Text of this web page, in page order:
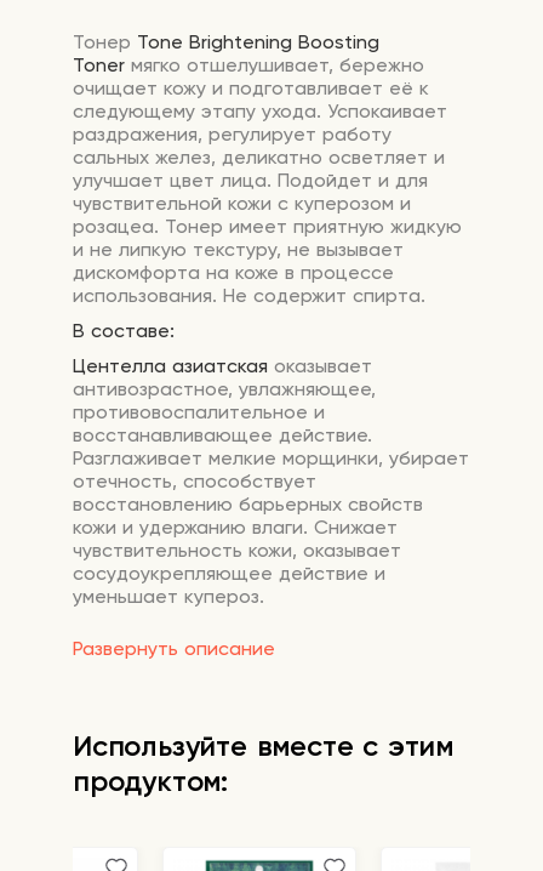
Развернуть описание
Тонер Tone Brightening Boosting
Toner мягко отшелушивает, бережно
очищает кожу и подготавливает её к
следующему этапу ухода. Успокаивает
раздражения, регулирует работу
сальных желез, деликатно осветляет и
улучшает цвет лица. Подойдет и для
чувствительной кожи с куперозом и
розацеа. Тонер имеет приятную жидкую
и не липкую текстуру, не вызывает
дискомфорта на коже в процессе
использования. Не содержит спирта.
В составе:
Центелла азиатская оказывает
антивозрастное, увлажняющее,
противовоспалительное и
восстанавливающее действие.
Разглаживает мелкие морщинки, убирает
отечность, способствует
восстановлению барьерных свойств
кожи и удержанию влаги. Снижает
чувствительность кожи, оказывает
сосудоукрепляющее действие и
уменьшает купероз.
пигментные пятна и предотвращает
Уменьшает потерю влаги из кожи,
сохраняя оптимальный водный баланс.
При регулярном применении он
антиоксидантную защиту кожи.
Используйте вместе с этим
продуктом: